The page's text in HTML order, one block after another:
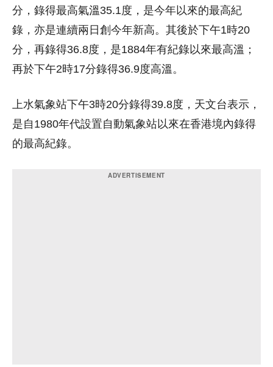
分，錄得最高氣溫35.1度，是今年以來的最高紀
錄，亦是連續兩日創今年新高。其後於下午1時20
分，再錄得36.8度，是1884年有紀錄以來最高溫；
再於下午2時17分錄得36.9度高溫。
上水氣象站下午3時20分錄得39.8度，天文台表示，
是自1980年代設置自動氣象站以來在香港境內錄得
的最高紀錄。